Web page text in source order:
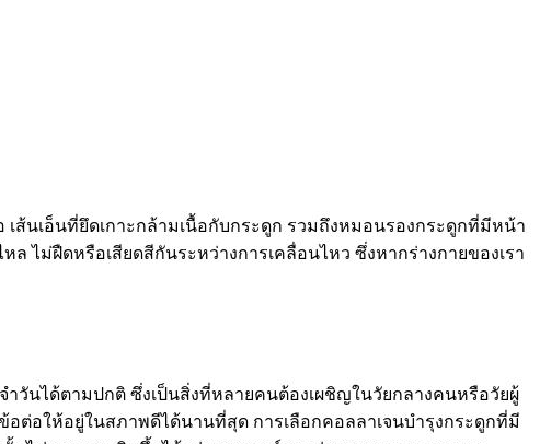
ส้นเอ็นที่ยึดเกาะกล้ามเนื้อกับกระดูก รวมถึงหมอนรองกระดูกที่มีหน้า
ไม่ฝืดหรือเสียดสีกันระหว่างการเคลื่อนไหว ซึ่งหากร่างกายของเรา
ำวันได้ตามปกติ ซึ่งเป็นสิ่งที่หลายคนต้องเผชิญในวัยกลางคนหรือวัยผู้
อต่อให้อยู่ในสภาพดีได้นานที่สุด การเลือกคอลลาเจนบำรุงกระดูกที่มี